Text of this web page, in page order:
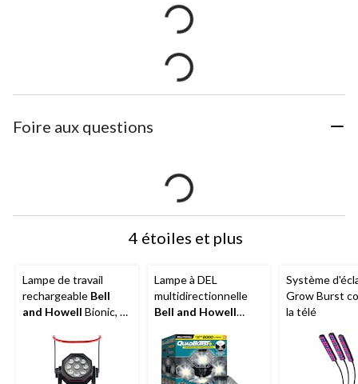
Foire aux questions
4 étoiles et plus
Lampe de travail
rechargeable Bell
and Howell Bionic, 1
Lampe à DEL
multidirectionnelle
Bell and Howell
la télé
Système
Grow Burst
la télé